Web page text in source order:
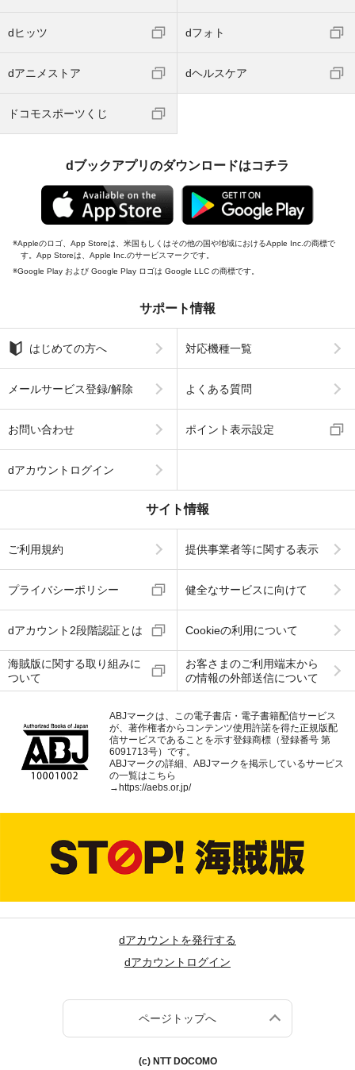
dヒッツ dフォト
dアニメストア dヘルスケア
ドコモスポーツくじ
dブックアプリのダウンロードはコチラ
Appleのロゴ、App Storeは、米国もしくはその他の国や地域におけるApple Inc.の商標で
す。App Storeは、Apple Inc.のサービスマークです。
Google Play および Google Play ロゴは Google LLC の商標です。
サポート情報
はじめての方へ 対応機種一覧
メールサービス登録/解除 よくある質問
お問い合わせ ポイント表示設定
dアカウントログイン
サイト情報
ご利用規約 提供事業者等に関する表示
プライバシーポリシー 健全なサービスに向けて
dアカウント2段階認証とは Cookieの利用について
海賊版に関する取り組みに
ついて
お客さまのご利用端末から
の情報の外部送信について
ABJマークは、この電子書店・電子書籍配信サービス
が、著作権者からコンテンツ使用許諾を得た正規版配
信サービスであることを示す登録商標（登録番号 第
6091713号）です。
ABJマークの詳細、ABJマークを掲示しているサービス
の一覧はこちら
→https://aebs.or.jp/
dアカウントを発行する
dアカウントログイン
ページトップへ
(c) NTT DOCOMO